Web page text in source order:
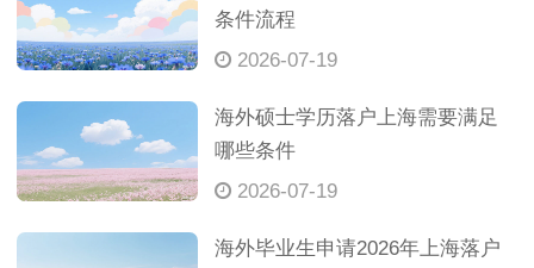
条件流程
2026-07-19
海外硕士学历落户上海需要满足
哪些条件
2026-07-19
海外毕业生申请2026年上海落户